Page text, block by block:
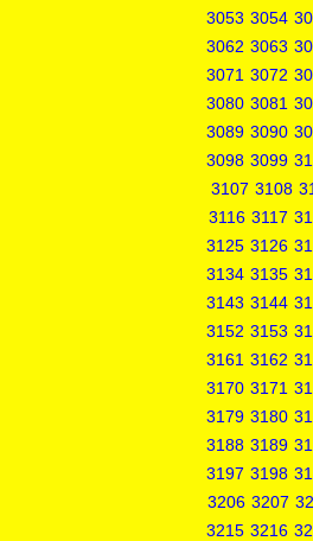
3053 3054
3062 3063
3071 3072
3080 3081
3089 3090
3098 3099
3107 3108
3116 3117
3125 3126
3134 3135
3143 3144
3152 3153
3161 3162
3170 3171
3179 3180
3188 3189
3197 3198
3206 3207
3215 3216